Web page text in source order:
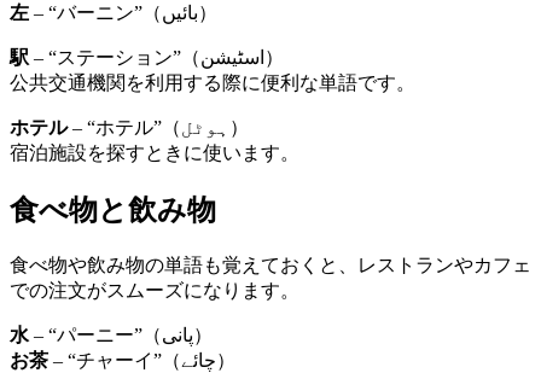
左
– “バーニン”（بائیں）
駅
– “ステーション”（اسٹیشن）
公共交通機関を利用する際に便利な単語です。
ホテル
– “ホテル”（ہوٹل）
宿泊施設を探すときに使います。
食べ物と飲み物
食べ物や飲み物の単語も覚えておくと、レストランやカフェ
での注文がスムーズになります。
水
– “パーニー”（پانی）
お茶
– “チャーイ”（چائے）